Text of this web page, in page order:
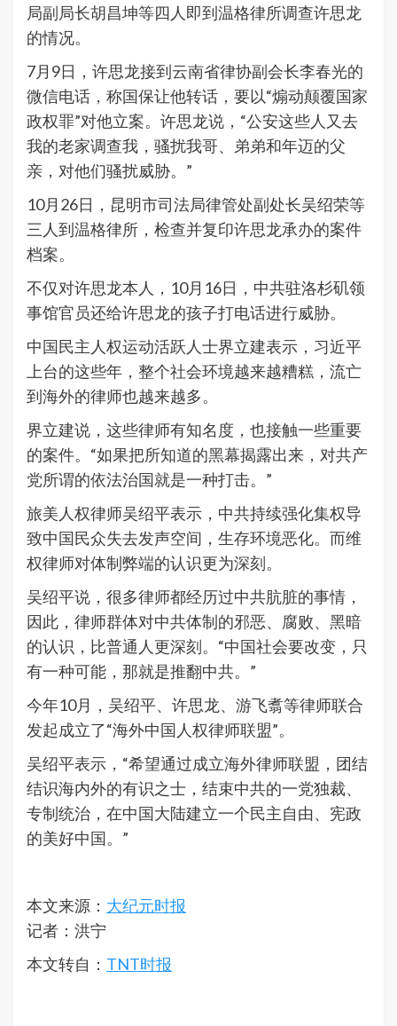
局副局长胡昌坤等四人即到温格律所调查许思龙
的情况。
7月9日，许思龙接到云南省律协副会长李春光的
微信电话，称国保让他转话，要以“煽动颠覆国家
政权罪”对他立案。许思龙说，“公安这些人又去
我的老家调查我，骚扰我哥、弟弟和年迈的父
亲，对他们骚扰威胁。”
10月26日，昆明市司法局律管处副处长吴绍荣等
三人到温格律所，检查并复印许思龙承办的案件
档案。
不仅对许思龙本人，10月16日，中共驻洛杉矶领
事馆官员还给许思龙的孩子打电话进行威胁。
中国民主人权运动活跃人士界立建表示，习近平
上台的这些年，整个社会环境越来越糟糕，流亡
到海外的律师也越来越多。
界立建说，这些律师有知名度，也接触一些重要
的案件。“如果把所知道的黑幕揭露出来，对共产
党所谓的依法治国就是一种打击。”
旅美人权律师吴绍平表示，中共持续强化集权导
致中国民众失去发声空间，生存环境恶化。而维
权律师对体制弊端的认识更为深刻。
吴绍平说，很多律师都经历过中共肮脏的事情，
因此，律师群体对中共体制的邪恶、腐败、黑暗
的认识，比普通人更深刻。“中国社会要改变，只
有一种可能，那就是推翻中共。”
今年10月，吴绍平、许思龙、游飞翥等律师联合
发起成立了“海外中国人权律师联盟”。
吴绍平表示，“希望通过成立海外律师联盟，团结
结识海内外的有识之士，结束中共的一党独裁、
专制统治，在中国大陆建立一个民主自由、宪政
的美好中国。”
本文来源： 大纪元时报
记者：洪宁
本文转自： TNT时报